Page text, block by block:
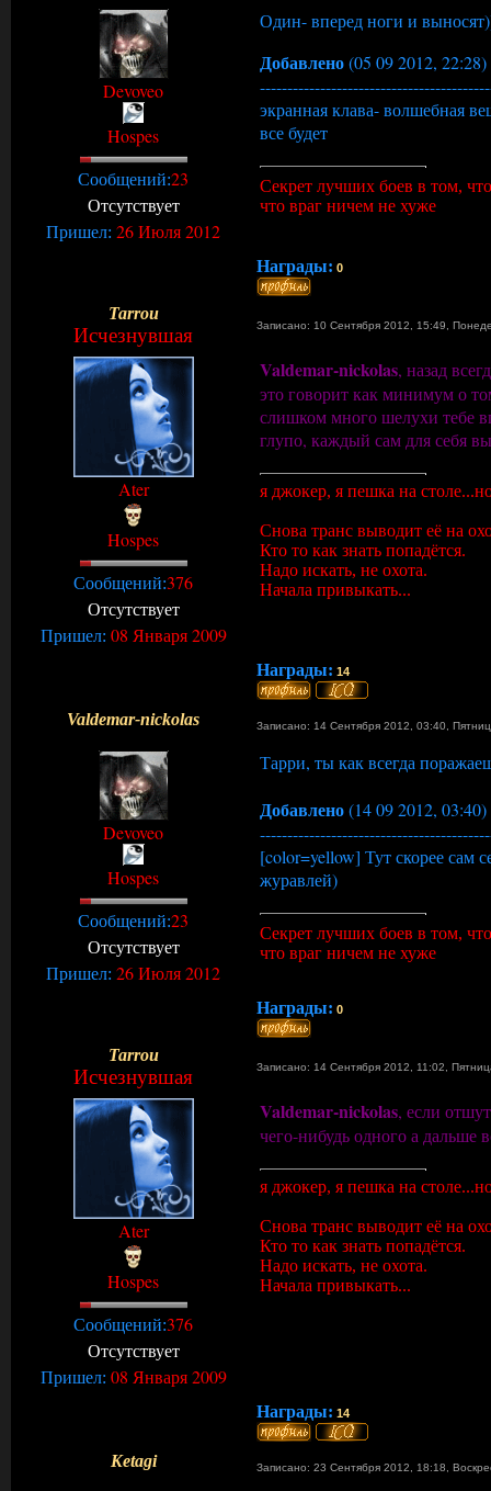
Devoveo
Hospes
Сообщений:23
Отсутствует
Пришел: 26 Июля 2012
Один- вперед ноги и
Добавлено(05 09 2012, 22:28)
экранная клава- волшебная
все будет
Секрет лучших боев в том,
что враг ничем не хуже
Награды: 0
Tarrou
Исчезнувшая Записано: 10 Сентября 2012, 15:49,
Ater
Hospes
Сообщений:376
Отсутствует
Пришел: 08 Января 2009
Valdemar-nickolas, назад
это говорит как минимум о
слишком много шелухи тебе
глупо, каждый сам для себя
я джокер, я пешка на
Снова транс выводит её на
Кто то как знать попадётся.
Надо искать, не охота.
Начала привыкать...
Награды: 14
Valdemar-nickolas Записано: 14 Сентября 2012, 03:40,
Devoveo
Hospes
Сообщений:23
Отсутствует
Пришел: 26 Июля 2012
Тарри, ты как всегда
Добавлено(14 09 2012, 03:40)
[color=yellow] Тут скорее сам
журавлей)
Секрет лучших боев в том,
что враг ничем не хуже
Награды: 0
Tarrou
Исчезнувшая Записано: 14 Сентября 2012, 11:02,
Ater
Hospes
Сообщений:376
Отсутствует
Пришел: 08 Января 2009
Valdemar-nickolas, если
чего-нибудь одного а дальше
я джокер, я пешка на
Снова транс выводит её на
Кто то как знать попадётся.
Надо искать, не охота.
Начала привыкать...
Награды: 14
Ketagi Записано: 23 Сентября 2012, 18:18,